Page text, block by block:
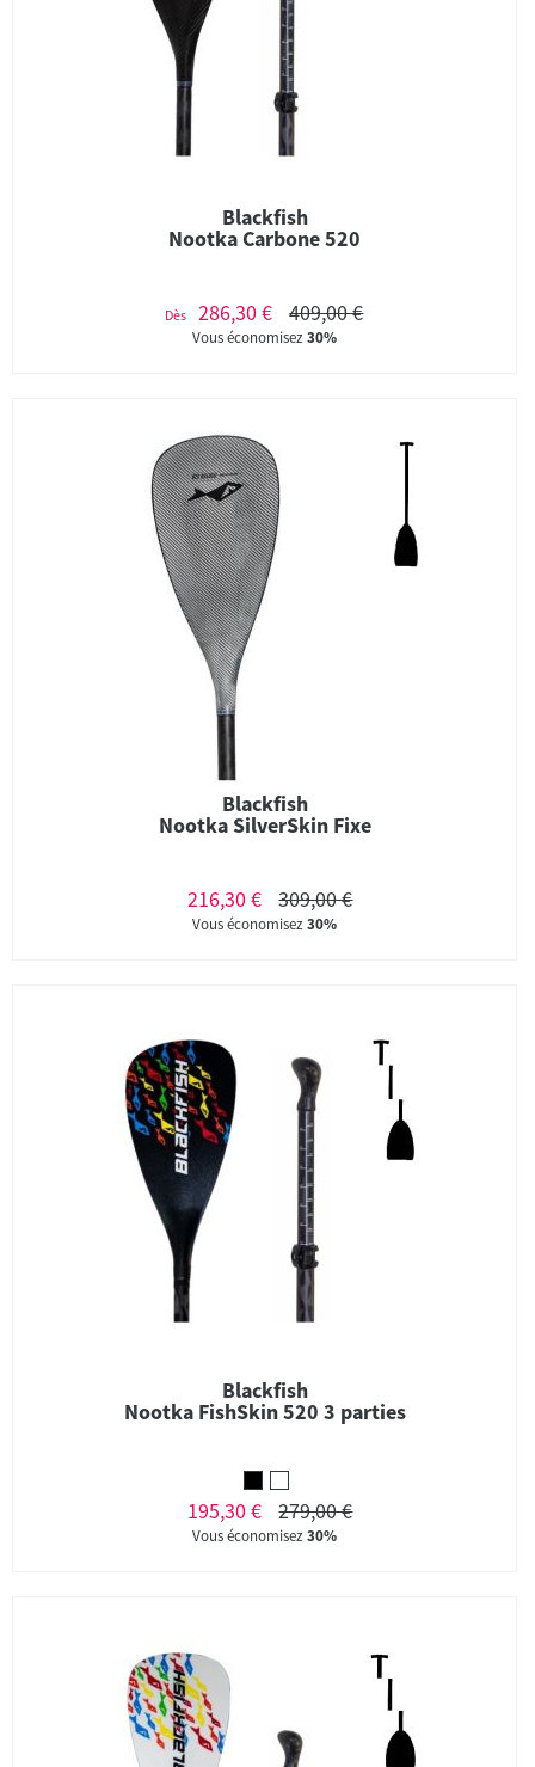
Blackfish
Nootka Carbone 520
Dès 286,30 € 409,00 €
Vous économisez30%
Blackfish
Nootka SilverSkin Fixe
216,30 € 309,00 €
Vous économisez30%
Blackfish
Nootka FishSkin 520 3 parties
195,30 € 279,00 €
Vous économisez30%